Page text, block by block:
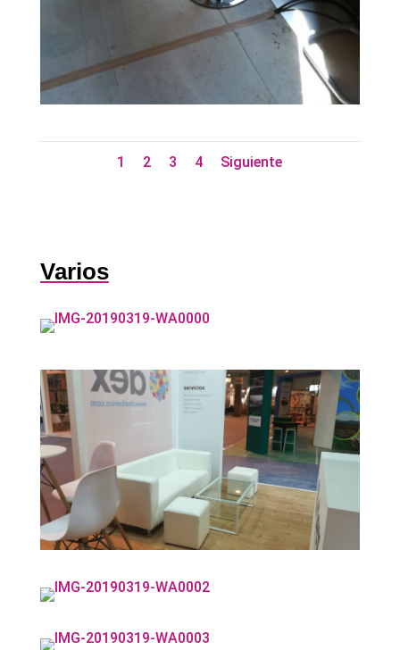
1 2 3 4 Siguiente
Varios